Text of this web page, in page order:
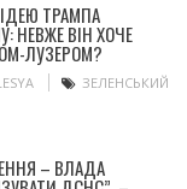
ТРАМПА
НЕВЖЕ ВІН ХОЧЕ
ЛУЗЕРОМ?
ЗЕЛЕНСЬКИЙ
– ВЛАДА